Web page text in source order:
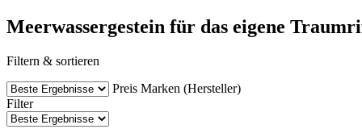
Meerwassergestein für das eigene
Filtern & sortieren
Preis Marken (Hersteller)
Filter